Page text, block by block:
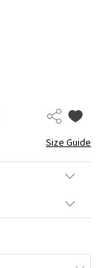
Size Guide